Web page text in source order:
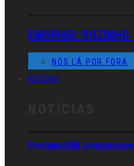
EMIGRAR:
NÓS LÁ POR FORA
NOTÍCIAS
Programa VEM: governo